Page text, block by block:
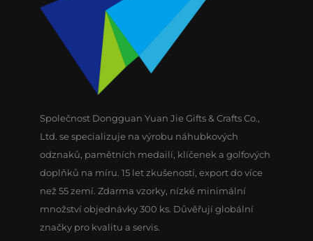
Společnost Dongguan Yuan Jie Gifts & Crafts Co.,
Ltd. se specializuje na výrobu náhubkových
odznaků, pamětních medailí, klíčenek a golfových
doplňků na míru. 15 let zkušeností, export do více
než 55 zemí. Zdarma vzorky, nízké minimální
množství objednávky 300 ks. Důvěřují globální
značky pro kvalitu a servis.